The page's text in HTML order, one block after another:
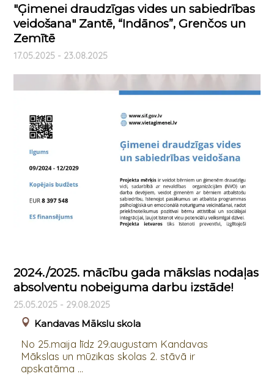
"Ģimenei draudzīgas vides un sabiedrības
veidošana" Zantē, “Indānos”, Grenčos un
Zemītē
17.05.2025 - 23.08.2025
2024./2025. mācību gada mākslas nodaļas
absolventu nobeiguma darbu izstāde!
25.05.2025 - 29.08.2025
Kandavas Mākslu skola
No 25.maija līdz 29.augustam Kandavas
Mākslas un mūzikas skolas 2. stāvā ir
apskatāma ...